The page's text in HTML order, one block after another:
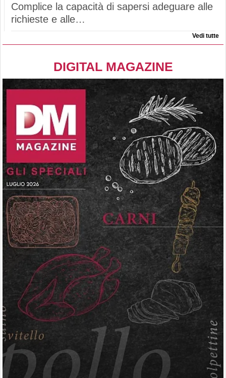
Complice la capacità di sapersi adeguare alle
richieste e alle…
Vedi tutte
DIGITAL MAGAZINE